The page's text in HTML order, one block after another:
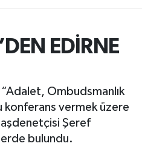
EDİRNE
Ombudsmanlık
konferans vermek üzere
Şeref
bulundu.
ve Fikstür